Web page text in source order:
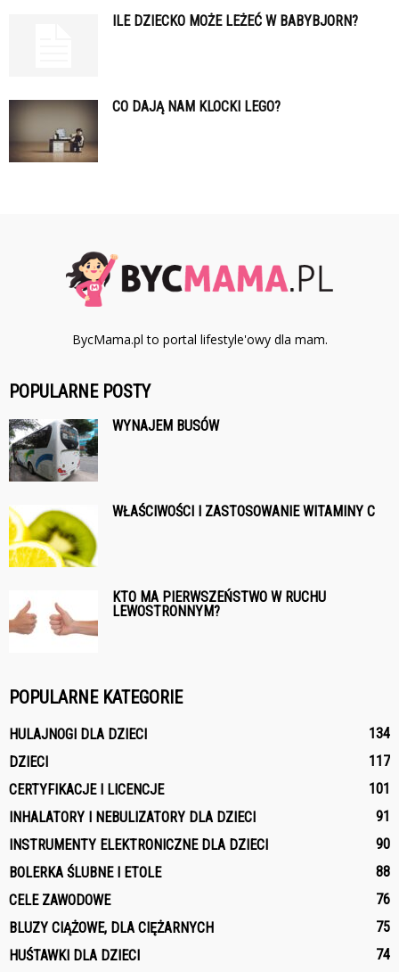
ILE DZIECKO MOŻE LEŻEĆ W BABYBJORN?
CO DAJĄ NAM KLOCKI LEGO?
BycMama.pl to portal lifestyle'owy dla mam.
POPULARNE POSTY
WYNAJEM BUSÓW
WŁAŚCIWOŚCI I ZASTOSOWANIE WITAMINY C
KTO MA PIERWSZEŃSTWO W RUCHU
LEWOSTRONNYM?
POPULARNE KATEGORIE
HULAJNOGI DLA DZIECI
134
DZIECI
117
CERTYFIKACJE I LICENCJE
101
INHALATORY I NEBULIZATORY DLA DZIECI
91
INSTRUMENTY ELEKTRONICZNE DLA DZIECI
90
BOLERKA ŚLUBNE I ETOLE
88
CELE ZAWODOWE
76
BLUZY CIĄŻOWE, DLA CIĘŻARNYCH
75
HUŚTAWKI DLA DZIECI
74